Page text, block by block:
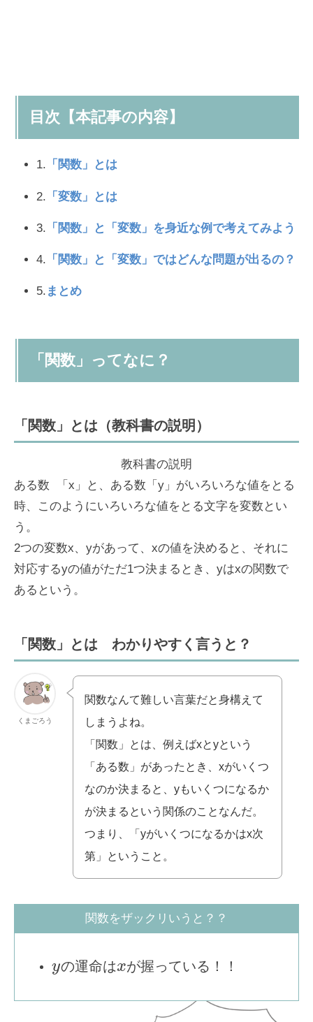
目次【本記事の内容】
1. 「関数」とは
2. 「変数」とは
3. 「関数」と「変数」を身近な例で考えてみよう
4. 「関数」と「変数」ではどんな問題が出るの？
5. まとめ
「関数」ってなに？
「関数」とは（教科書の説明）
教科書の説明
ある数 「x」と、ある数「y」がいろいろな値をとる
時、このようにいろいろな値をとる文字を変数とい
う。
2つの変数x、yがあって、xの値を決めると、それに
対応するyの値がただ1つ決まるとき、yはxの関数で
あるという。
「関数」とは わかりやすく言うと？
くまごろう
関数なんて難しい言葉だと身構えて
しまうよね。
「関数」とは、例えばxとyという
「ある数」があったとき、xがいくつ
なのか決まると、yもいくつになるか
が決まるという関係のことなんだ。
つまり、「yがいくつになるかはx次
第」ということ。
関数をザックリいうと？？
yの運命はxが握っている！！